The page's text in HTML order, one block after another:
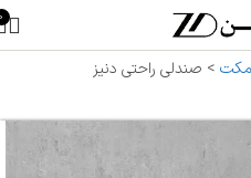
0
> صندلی راحتی دنیز